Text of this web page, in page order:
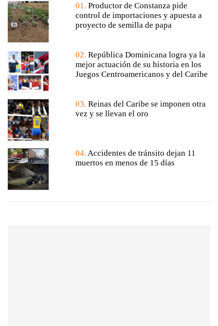
01. Productor de Constanza pide
control de importaciones y apuesta a
proyecto de semilla de papa
02. República Dominicana logra ya la
mejor actuación de su historia en los
Juegos Centroamericanos y del Caribe
03. Reinas del Caribe se imponen otra
vez y se llevan el oro
04. Accidentes de tránsito dejan 11
muertos en menos de 15 días